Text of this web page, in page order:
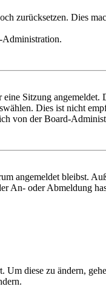
zurücksetzen. Dies
Administration.
Sitzung
Dies ist nicht
von der Board-
angemeldet bleibst.
An- oder Abmeldung
diese zu ändern,